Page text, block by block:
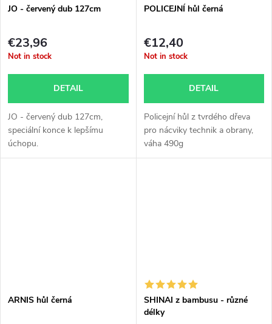
JO - červený dub 127cm
€23,96
Not in stock
DETAIL
JO - červený dub 127cm,
speciální konce k lepšímu
úchopu.
POLICEJNÍ hůl černá
€12,40
Not in stock
DETAIL
Policejní hůl z tvrdého dřeva
pro nácviky technik a obrany,
váha 490g
ARNIS hůl černá
SHINAI z bambusu - různé
délky